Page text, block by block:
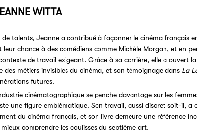
WITTA
de talents, Jeanne a contribué à façonner le cinéma français
chance à des comédiens comme Michèle Morgan, et en
de travail exigeant. Grâce à sa carrière, elle a ouvert
des métiers invisibles du cinéma, et son témoignage dans La
futures.
cinématographique se penche davantage sur les
une figure emblématique. Son travail, aussi discret soit-il, a
du cinéma français, et son livre demeure une référence
comprendre les coulisses du septième art.